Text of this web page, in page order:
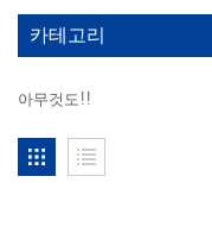
카테고리
아무것도!!